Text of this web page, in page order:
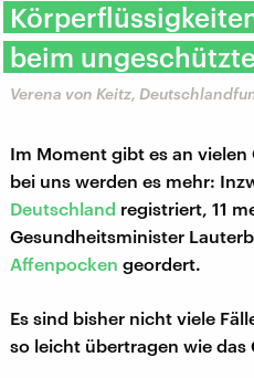
beim
Verena von Keitz,
Im Moment gibt es an
bei uns werden es mehr:
Deutschland registriert, 11
Gesundheitsminister
Affenpocken geordert.
Es sind bisher nicht viele
so leicht übertragen wie das